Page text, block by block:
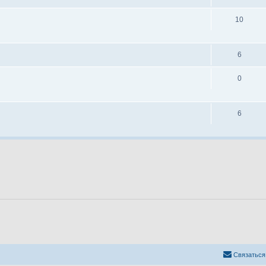
10
6
0
6